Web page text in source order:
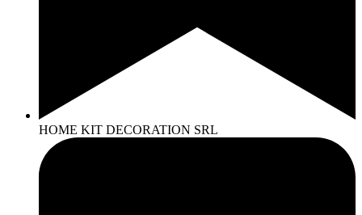
HOME KIT DECORATION SRL